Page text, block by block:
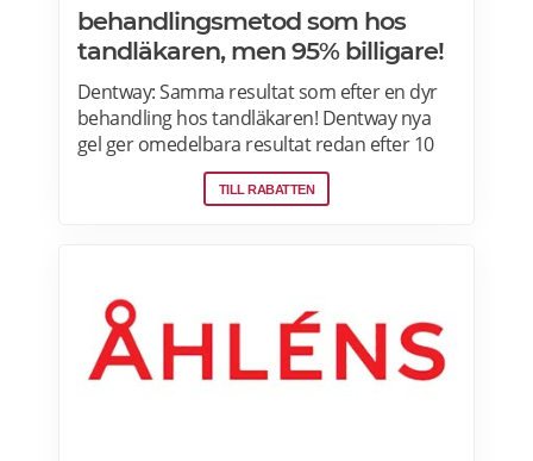
behandlingsmetod som hos
tandläkaren, men 95% billigare!
Dentway: Samma resultat som efter en dyr
behandling hos tandläkaren! Dentway nya
gel ger omedelbara resultat redan efter 10
minuter och verkar helt utan ilningar eller
irritation i tänderna. Den stärker även
sammansättningen är helt PH-neutral vilket
gör att den inte skadar dina tänder eller
tandkött. Samma behandlingsmetod som
hos tandläkaren, men 70-95 % billigare. Läs
TILL RABATTEN